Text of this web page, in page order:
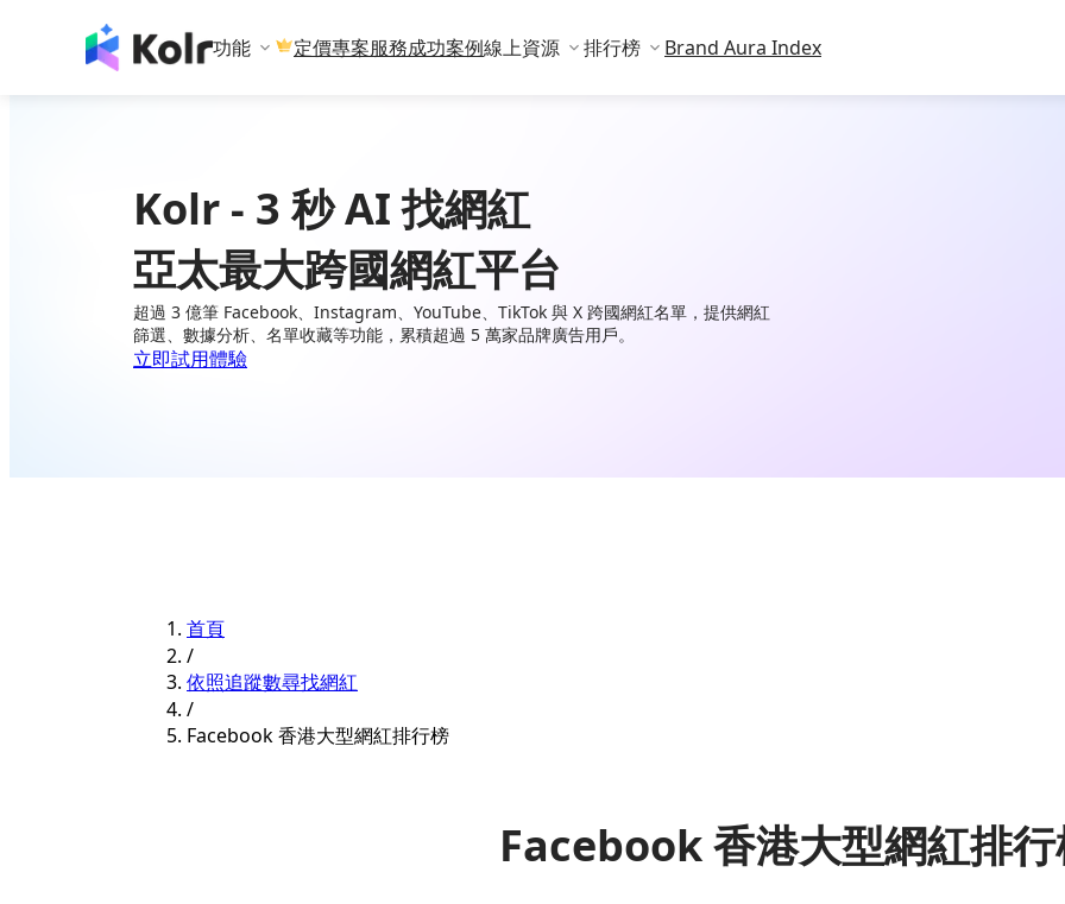
功能 定價專案服務成功案例線上資源 排行榜 Brand Aura Index
Kolr - 3 秒 AI 找網紅
亞太最大跨國網紅平台
超過 3 億筆 Facebook、Instagram、YouTube、TikTok 與 X 跨國網紅名單，提供網紅
篩選、數據分析、名單收藏等功能，累積超過 5 萬家品牌廣告用戶。
立即試用體驗
首頁
/
依照追蹤數尋找網紅
/
Facebook 香港大型網紅排行榜
Facebook 香港大型網紅排